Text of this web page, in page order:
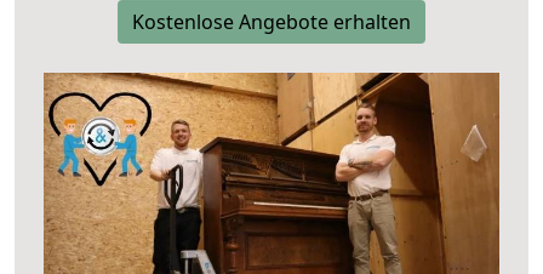
Kostenlose Angebote erhalten